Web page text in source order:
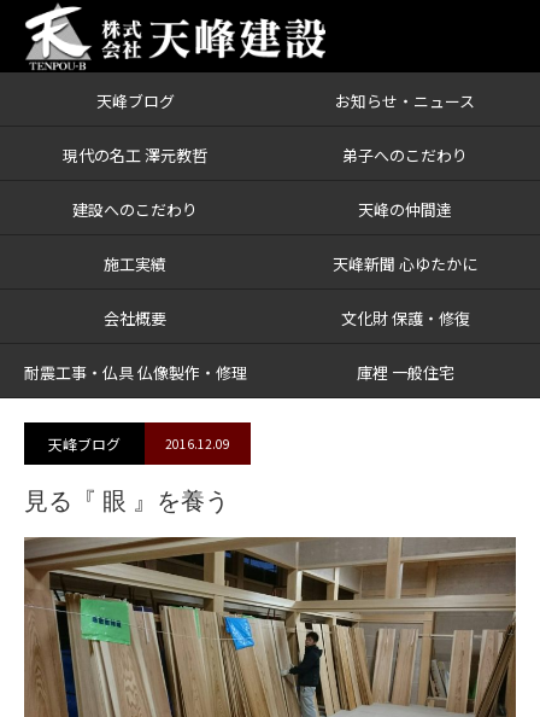
天峰ブログ お知らせ・ニュース
現代の名工 澤元教哲 弟子へのこだわり
建設へのこだわり 天峰の仲間達
施工実績 天峰新聞 心ゆたかに
会社概要 文化財 保護・修復
耐震工事・仏具 仏像製作・修理 庫裡 一般住宅
ブログ 見る『 眼 』を養う
天峰ブログ 2016.12.09
見る『 眼 』を養う